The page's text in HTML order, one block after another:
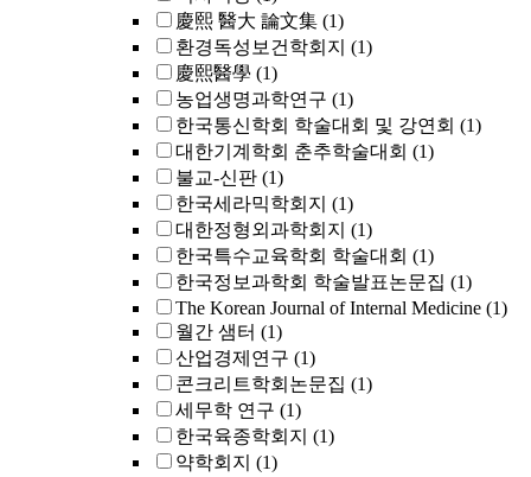
慶熙 醫大 論文集 (1)
환경독성보건학회지 (1)
慶熙醫學 (1)
농업생명과학연구 (1)
한국통신학회 학술대회 및 강연회 (1)
대한기계학회 춘추학술대회 (1)
불교-신판 (1)
한국세라믹학회지 (1)
대한정형외과학회지 (1)
한국특수교육학회 학술대회 (1)
한국정보과학회 학술발표논문집 (1)
The Korean Journal of Internal Medicine (1)
월간 샘터 (1)
산업경제연구 (1)
콘크리트학회논문집 (1)
세무학 연구 (1)
한국육종학회지 (1)
약학회지 (1)